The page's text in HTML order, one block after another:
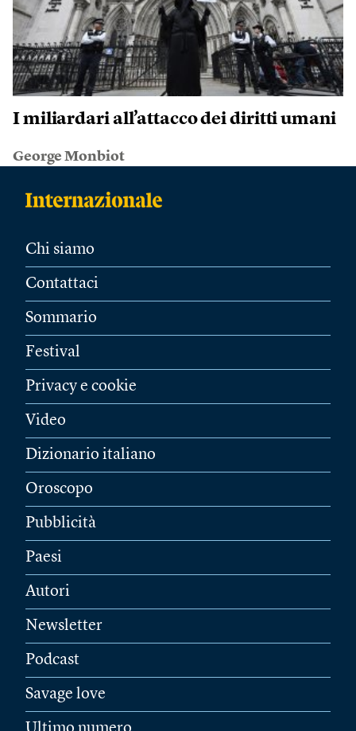
I miliardari all’attacco dei diritti umani
George Monbiot
Chi siamo
Contattaci
Sommario
Festival
Privacy e cookie
Video
Dizionario italiano
Oroscopo
Pubblicità
Paesi
Autori
Newsletter
Podcast
Savage love